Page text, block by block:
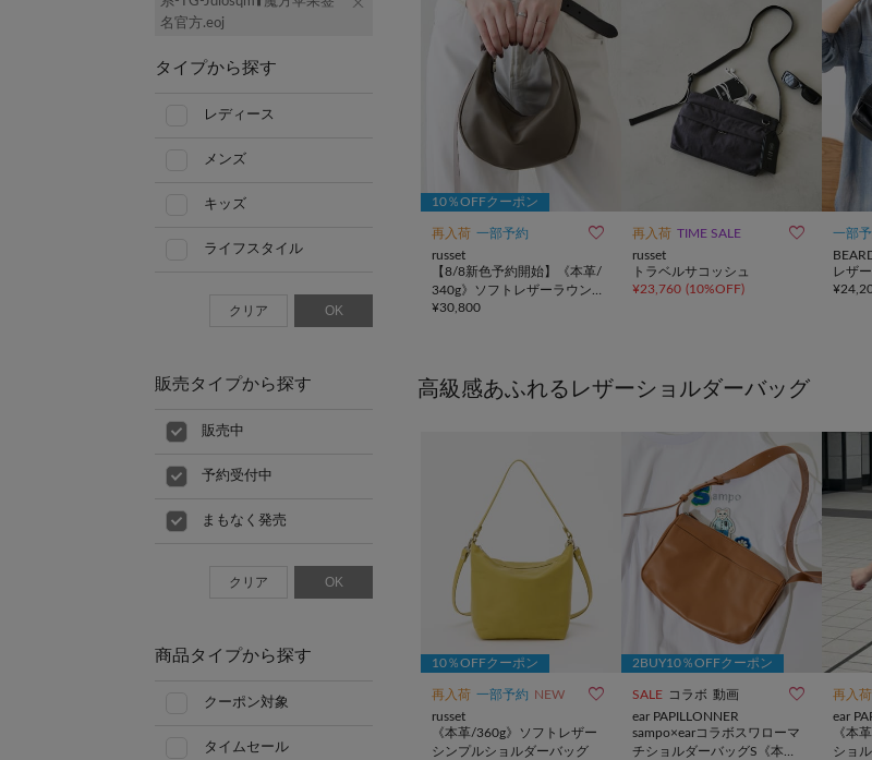
10％OFFクーポン
再入荷 一部予約 
russet
【8/8新色予約開始】《本革/
340g》ソフトレザーラウン
ドショルダーバッグ
¥30,800
再入荷 TIME SALE 
russet
トラベルサコッシュ
¥23,760 (10%OFF)
一部
レザ
¥
高級感あふれるレザーショルダーバッグ
10％OFFクーポン
再入荷 一部予約 NEW 
russet
《本革/360g》ソフトレザー
シンプルショルダーバッグ
2BUY10％OFFクーポン
SALE コラボ 動画 
ear PAPILLONNER
sampo×earコラボスワローマ
チショルダーバッグS《本
再入荷
ear
《本
ショ
名官方.eoj
タイプから探す
レディース
メンズ
キッズ
ライフスタイル
クリア OK
販売タイプから探す
販売中
予約受付中
まもなく発売
クリア OK
商品タイプから探す
クーポン対象
タイムセール